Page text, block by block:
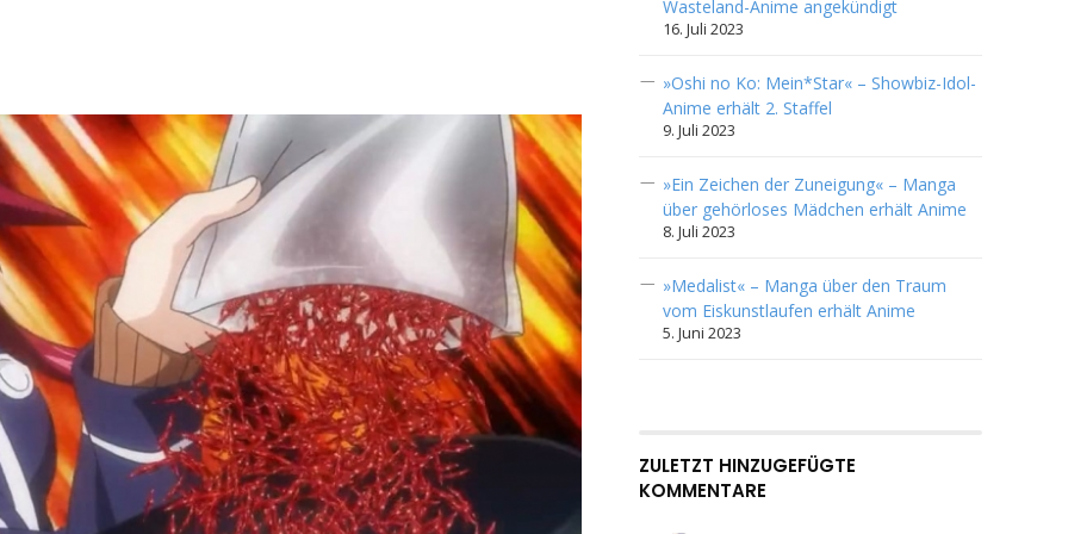
Wasteland-Anime angekündigt
16. Juli 2023
»Oshi no Ko: Mein*Star« – Showbiz-Idol-
Anime erhält 2. Staffel
9. Juli 2023
»Ein Zeichen der Zuneigung« – Manga
über gehörloses Mädchen erhält Anime
8. Juli 2023
»Medalist« – Manga über den Traum
vom Eiskunstlaufen erhält Anime
5. Juni 2023
ZULETZT HINZUGEFÜGTE
KOMMENTARE